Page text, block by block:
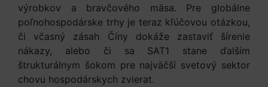
výrobkov a bravčového mäsa. Pre globálne
poľnohospodárske trhy je teraz kľúčovou otázkou,
či včasný zásah Číny dokáže zastaviť šírenie
nákazy, alebo či sa SAT1 stane ďalším
štrukturálnym šokom pre najväčší svetový sektor
chovu hospodárskych zvierat.